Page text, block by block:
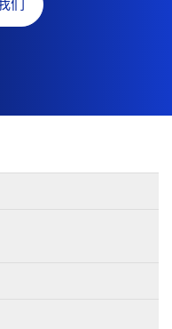
们